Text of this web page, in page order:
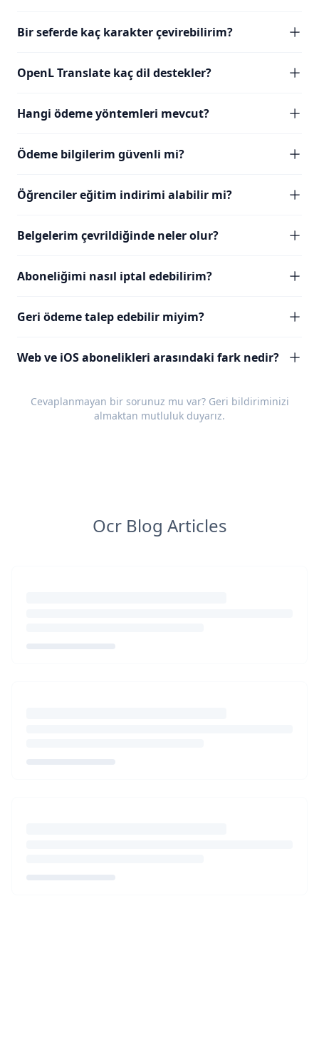
Bir seferde kaç karakter çevirebilirim?
OpenL Translate kaç dil destekler?
Hangi ödeme yöntemleri mevcut?
Ödeme bilgilerim güvenli mi?
Öğrenciler eğitim indirimi alabilir mi?
Belgelerim çevrildiğinde neler olur?
Aboneliğimi nasıl iptal edebilirim?
Geri ödeme talep edebilir miyim?
Web ve iOS abonelikleri arasındaki fark nedir?
Cevaplanmayan bir sorunuz mu var? Geri bildiriminizi
almaktan mutluluk duyarız.
Ocr Blog Articles